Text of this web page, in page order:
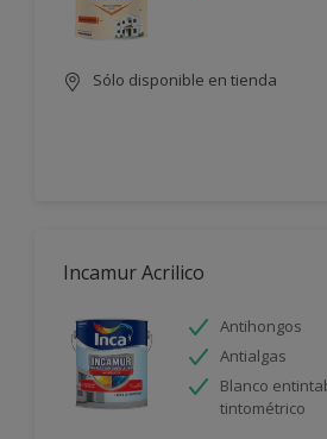
Sólo disponible en tienda
Incamur Acrilico
Antihongos
Antialgas
Blanco
tintométrico